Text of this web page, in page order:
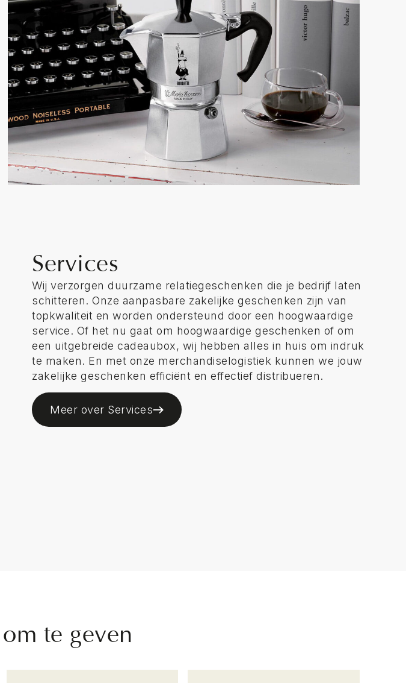
Services
Wij verzorgen duurzame relatiegeschenken die je bedrijf laten
schitteren. Onze aanpasbare zakelijke geschenken zijn van
topkwaliteit en worden ondersteund door een hoogwaardige
service. Of het nu gaat om hoogwaardige geschenken of om
een uitgebreide cadeaubox, wij hebben alles in huis om indruk
te maken. En met onze merchandiselogistiek kunnen we jouw
zakelijke geschenken efficiënt en effectief distribueren.
Meer over Services
te geven